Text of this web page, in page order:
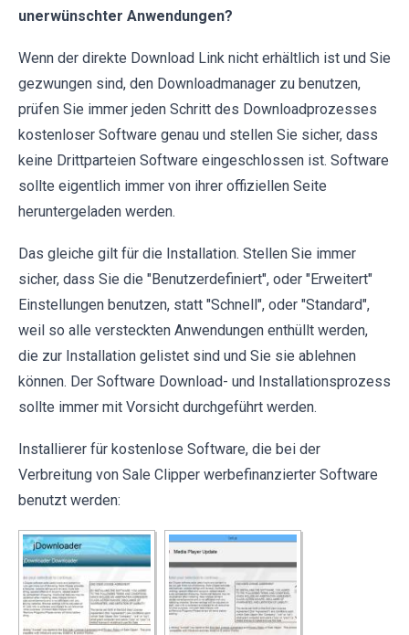
unerwünschter Anwendungen?
Wenn der direkte Download Link nicht erhältlich ist und Sie
gezwungen sind, den Downloadmanager zu benutzen,
prüfen Sie immer jeden Schritt des Downloadprozesses
kostenloser Software genau und stellen Sie sicher, dass
keine Drittparteien Software eingeschlossen ist. Software
sollte eigentlich immer von ihrer offiziellen Seite
heruntergeladen werden.
Das gleiche gilt für die Installation. Stellen Sie immer
sicher, dass Sie die "Benutzerdefiniert", oder "Erweitert"
Einstellungen benutzen, statt "Schnell", oder "Standard",
weil so alle versteckten Anwendungen enthüllt werden,
die zur Installation gelistet sind und Sie sie ablehnen
können. Der Software Download- und Installationsprozess
sollte immer mit Vorsicht durchgeführt werden.
Installierer für kostenlose Software, die bei der
Verbreitung von Sale Clipper werbefinanzierter Software
benutzt werden: